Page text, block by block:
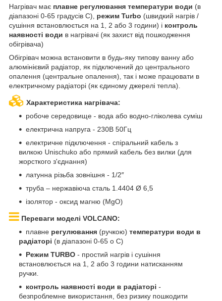
Нагрівач має плавне регулювання температури води (в
діапазоні 0-65 градусів С), режим Turbo (швидкий нагрів /
сушіння встановлюється на 1, 2 або 3 години) і контроль
наявності води в нагрівачі (як захист від пошкодження
обігрівача)
Обігрівач можна встановити в будь-яку типову ванну або
алюмінієвий радіатор, як підключений до центрального
опалення (центральне опалення), так і може працювати в
електричному радіаторі (як єдиному джерелі тепла).
Характеристика нагрівача:
робоче середовище - вода або водно-гліколева суміш
електрична напруга - 230В 50Гц
електричне підключення - спіральний кабель з
вилкою Unischuko або прямий кабель без вилки (для
жорсткого з'єднання)
латунна різьба зовнішня - 1/2″
труба – нержавіюча сталь 1.4404 Ø 6,5
ізолятор - оксид магню (MgO)
Переваги моделі VOLCANO:
плавне регулювання (ручкою) температури води в
радіаторі (в діапазоні 0-65 o C)
Режим TURBO - простий нагрів і сушіння
встановлюється на 1, 2 або 3 години натисканням
ручки.
контроль наявності води в радіаторі -
безпроблемне використання, без ризику пошкодити